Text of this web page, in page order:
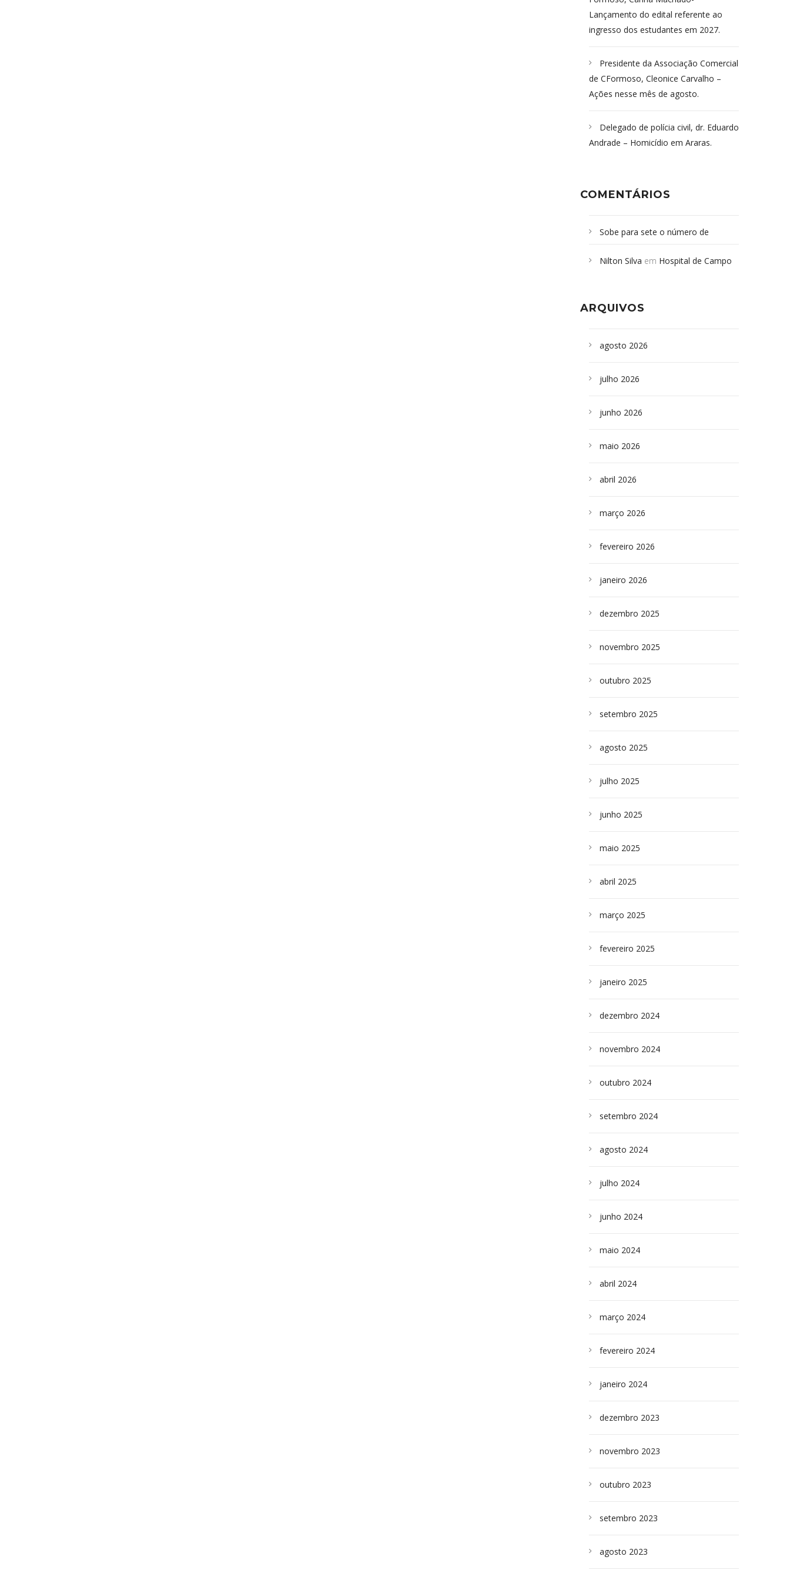
Lançamento do edital referente ao
ingresso dos estudantes em 2027.
Presidente da Associação Comercial
de CFormoso, Cleonice Carvalho –
Ações nesse mês de agosto.
Delegado de polícia civil, dr. Eduardo
Andrade – Homicídio em Araras.
COMENTÁRIOS
Sobe para sete o número de
desabamento em São Paulo - Revista
sepultados em SP
Nilton Silva em Hospital de Campo
ARQUIVOS
agosto 2026
julho 2026
junho 2026
maio 2026
abril 2026
março 2026
fevereiro 2026
janeiro 2026
dezembro 2025
novembro 2025
outubro 2025
setembro 2025
agosto 2025
julho 2025
junho 2025
maio 2025
abril 2025
março 2025
fevereiro 2025
janeiro 2025
dezembro 2024
novembro 2024
outubro 2024
setembro 2024
agosto 2024
julho 2024
junho 2024
maio 2024
abril 2024
março 2024
fevereiro 2024
janeiro 2024
dezembro 2023
novembro 2023
outubro 2023
setembro 2023
agosto 2023